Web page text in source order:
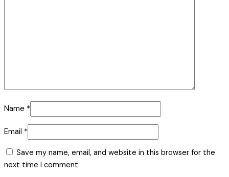
Name *
Email *
Save my name, email, and website in this browser for the
next time I comment.